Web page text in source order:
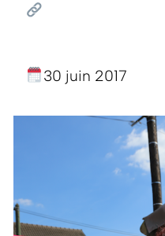
30 juin 2017